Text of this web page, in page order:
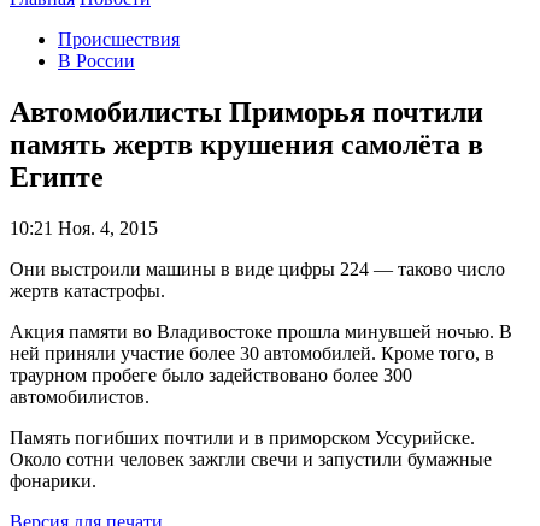
Происшествия
В России
Автомобилисты Приморья почтили
память жертв крушения самолёта в
Египте
10:21 Ноя. 4, 2015
Они выстроили машины в виде цифры 224 — таково число
жертв катастрофы.
Акция памяти во Владивостоке прошла минувшей ночью. В
ней приняли участие более 30 автомобилей. Кроме того, в
траурном пробеге было задействовано более 300
автомобилистов.
Память погибших почтили и в приморском Уссурийске.
Около сотни человек зажгли свечи и запустили бумажные
фонарики.
Версия для печати